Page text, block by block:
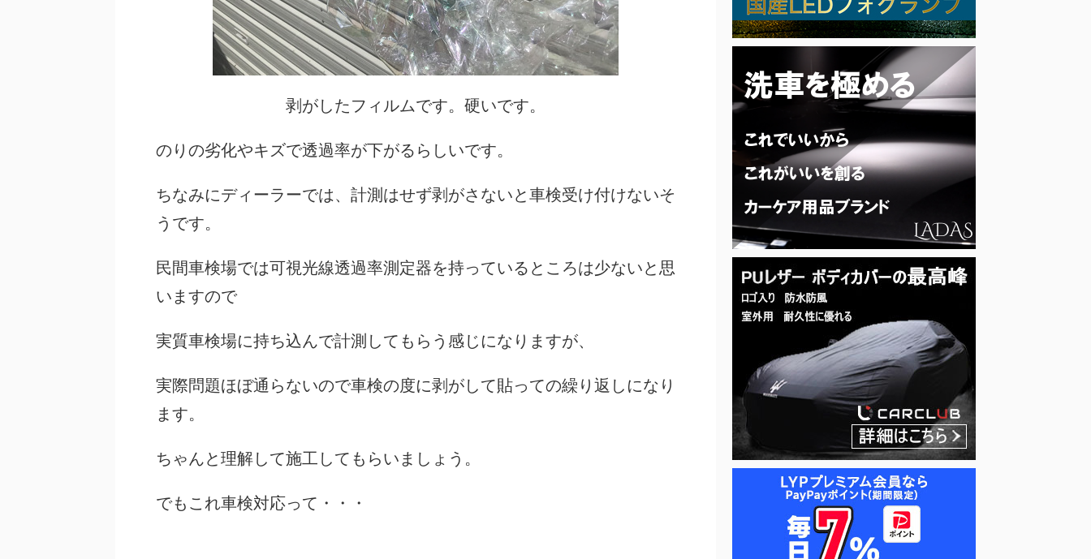
剥がしたフィルムです。硬いです。
のりの劣化やキズで透過率が下がるらしいです。
ちなみにディーラーでは、計測はせず剥がさないと車検受け付けないそ
うです。
民間車検場では可視光線透過率測定器を持っているところは少ないと思
いますので
実質車検場に持ち込んで計測してもらう感じになりますが、
実際問題ほぼ通らないので車検の度に剥がして貼っての繰り返しになり
ます。
ちゃんと理解して施工してもらいましょう。
でもこれ車検対応って・・・